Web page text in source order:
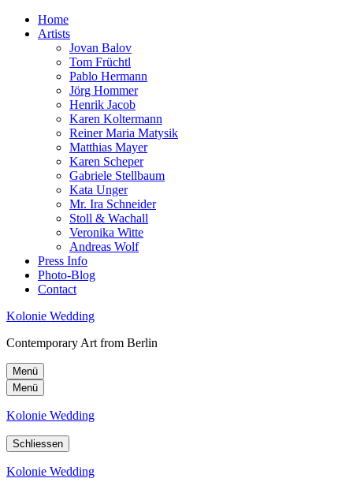
Home
Artists
Jovan Balov
Tom Früchtl
Pablo Hermann
Jörg Hommer
Henrik Jacob
Karen Koltermann
Reiner Maria Matysik
Matthias Mayer
Karen Scheper
Gabriele Stellbaum
Kata Unger
Mr. Ira Schneider
Stoll & Wachall
Veronika Witte
Andreas Wolf
Press Info
Photo-Blog
Contact
Kolonie Wedding
Contemporary Art from Berlin
Menü
Menü
Kolonie Wedding
Schliessen
Kolonie Wedding